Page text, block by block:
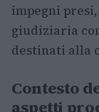
impegni
giudiziaria
destinati alla
Contesto
aspetti